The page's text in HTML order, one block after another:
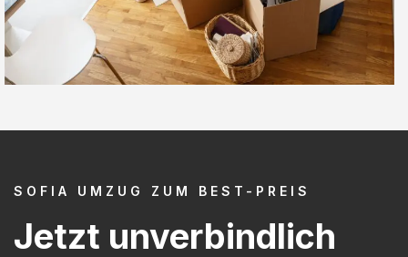
SOFIA UMZUG ZUM BEST-PREIS
Jetzt unverbindlich